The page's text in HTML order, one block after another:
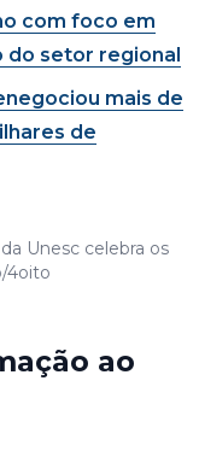
com foco em
setor regional
mais de
de
Unesc celebra os
4oito
ao